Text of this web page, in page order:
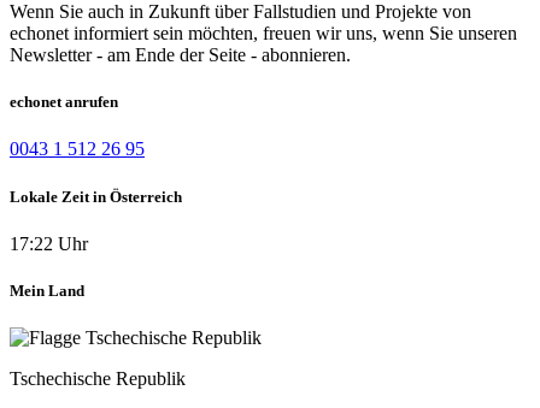
Wenn Sie auch in Zukunft über Fallstudien und Projekte von
echonet informiert sein möchten, freuen wir uns, wenn Sie unseren
Newsletter - am Ende der Seite - abonnieren.
echonet anrufen
0043 1 512 26 95
Lokale Zeit in Österreich
17:22 Uhr
Mein Land
Tschechische Republik